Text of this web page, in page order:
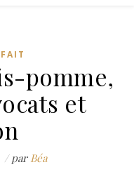
pomme,
et
/par Béa